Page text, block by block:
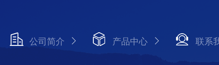
公司简介 产品中心 联系